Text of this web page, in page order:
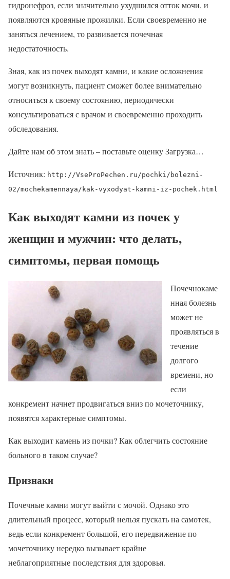
гидронефроз, если значительно ухудшился отток мочи, и
появляются кровяные прожилки. Если своевременно не
заняться лечением, то развивается почечная
недостаточность.
Зная, как из почек выходят камни, и какие осложнения
могут возникнуть, пациент сможет более внимательно
относиться к своему состоянию, периодически
консультироваться с врачом и своевременно проходить
обследования.
Дайте нам об этом знать – поставьте оценку Загрузка…
Источник: http://VseProPechen.ru/pochki/bolezni-
02/mochekamennaya/kak-vyxodyat-kamni-iz-pochek.html
Как выходят камни из почек у
женщин и мужчин: что делать,
симптомы, первая помощь
Почечнокаме
нная болезнь
может не
проявляться в
течение
долгого
времени, но
если
конкремент начнет продвигаться вниз по мочеточнику,
появятся характерные симптомы.
Как выходит камень из почки? Как облегчить состояние
больного в таком случае?
Признаки
Почечные камни могут выйти с мочой. Однако это
длительный процесс, который нельзя пускать на самотек,
ведь если конкремент большой, его передвижение по
мочеточнику нередко вызывает крайне
неблагоприятные последствия для здоровья.